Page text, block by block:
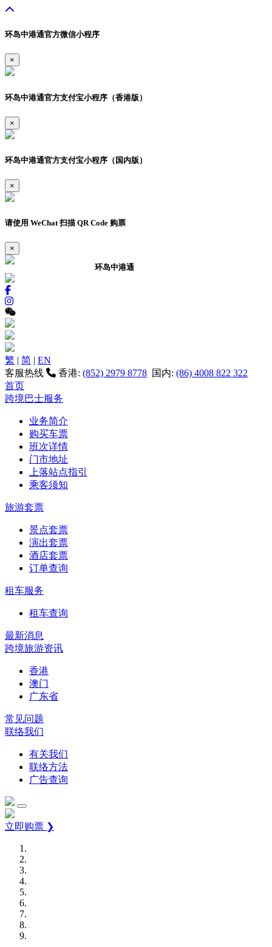
环岛中港通官方微信小程序
×
环岛中港通官方支付宝小程序（香港版）
×
环岛中港通官方支付宝小程序（国内版）
×
请使用 WeChat 扫描 QR Code 购票
×
环岛中港通
繁 | 简 | EN
客服热线
香港: (852) 2979 8778 国内: (86) 4008 822 322
首页
跨境巴士服务
业务简介
购买车票
班次详情
门市地址
上落站点指引
乘客须知
旅游套票
景点套票
演出套票
酒店套票
订单查询
租车服务
租车查询
最新消息
跨境旅游资讯
香港
澳门
广东省
常见问题
联络我们
有关我们
联络方法
广告查询
立即购票 ❯